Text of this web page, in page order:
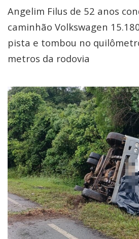
Angelim Filus de 52 anos
caminhão Volkswagen
pista e tombou no
metros da rodovia